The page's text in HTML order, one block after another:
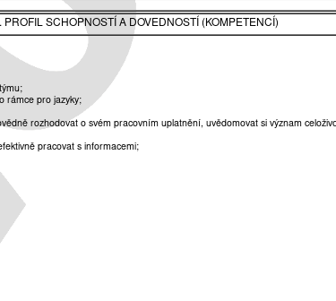
PROFIL SCHOPNOSTÍ A DOVEDNOSTÍ (KOMPETENCÍ)
rámce pro jazyky;
rozhodovat o svém pracovním uplatnění, uvědomovat si význam
pracovat s informacemi;